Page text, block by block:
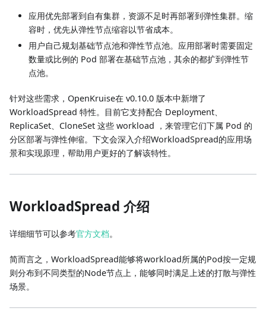
应用优先部署到自有集群，资源不足时再部署到弹性集群。缩
容时，优先从弹性节点缩容以节省成本。
用户自己规划基础节点池和弹性节点池。应用部署时需要固定
数量或比例的 Pod 部署在基础节点池，其余的都扩到弹性节
点池。
针对这些需求，OpenKruise在 v0.10.0 版本中新增了
WorkloadSpread 特性。目前它支持配合 Deployment、
ReplicaSet、CloneSet 这些 workload ，来管理它们下属 Pod 的
分区部署与弹性伸缩。下文会深入介绍WorkloadSpread的应用场
景和实现原理，帮助用户更好的了解该特性。
WorkloadSpread 介绍
详细细节可以参考官方文档。
简而言之，WorkloadSpread能够将workload所属的Pod按一定规
则分布到不同类型的Node节点上，能够同时满足上述的打散与弹性
场景。